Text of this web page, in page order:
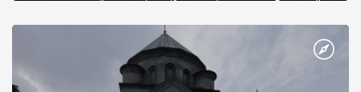
диктувати свої умови візантійському імператору Василю ІІ, та
Херсонесі Володимир-язичник, став Василем-християнином.
А потім було Хрещення Русі. На честь Херсонесу Таврійського